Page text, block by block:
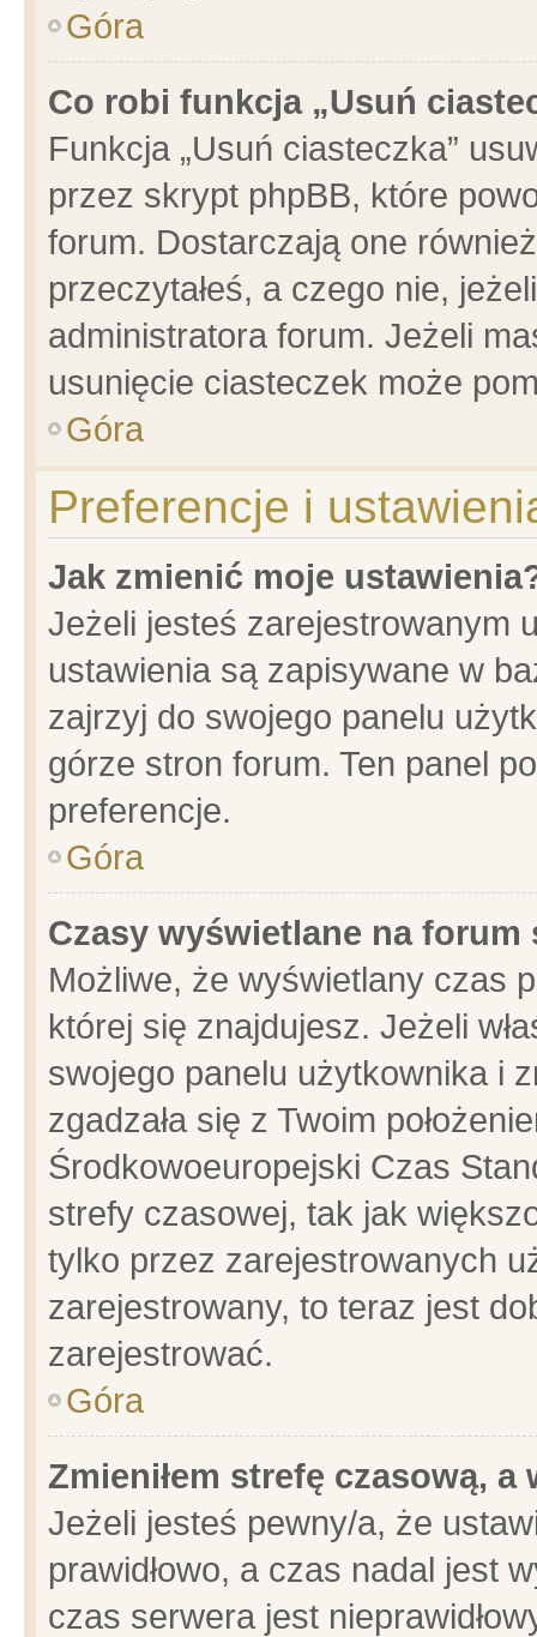
Góra
Co robi funkcja „Usuń
Funkcja „Usuń ciasteczka”
przez skrypt phpBB, które
forum. Dostarczają one
przeczytałeś, a czego nie,
administratora forum. Jeżeli
usunięcie ciasteczek może
Góra
Preferencje i
Jak zmienić moje
Jeżeli jesteś zarejestrowanym
ustawienia są zapisywane w
zajrzyj do swojego panelu
górze stron forum. Ten panel
preferencje.
Góra
Czasy wyświetlane na forum
Możliwe, że wyświetlany czas
której się znajdujesz. Jeżeli
swojego panelu użytkownika i
zgadzała się z Twoim
Środkowoeuropejski Czas
strefy czasowej, tak jak
tylko przez zarejestrowanych
zarejestrowany, to teraz jest
zarejestrować.
Góra
Zmieniłem strefę czasową,
Jeżeli jesteś pewny/a, że
prawidłowo, a czas nadal jest
czas serwera jest